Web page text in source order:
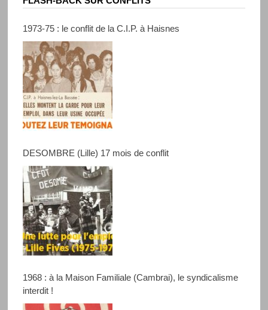
1973-75 : le conflit de la C.I.P. à Haisnes
DESOMBRE (Lille) 17 mois de conflit
1968 : à la Maison Familiale (Cambrai), le syndicalisme
interdit !